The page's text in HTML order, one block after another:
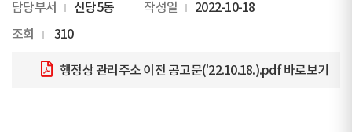
담당부서 신당5동 작성일
2022-10-18
조회
310
행정상 관리주소 이전 공고문('22.10.18.).pdf 바로보기